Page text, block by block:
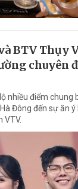
BTV Thụy
chuyên
nhiều điểm chung
Đông đến sự ăn
VTV.